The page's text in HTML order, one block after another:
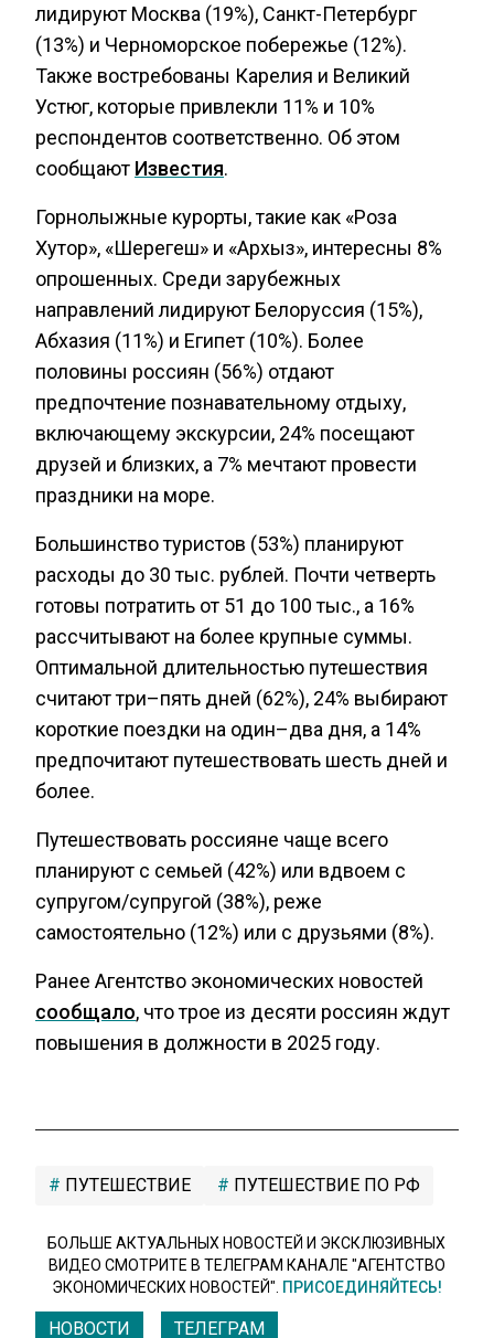
лидируют Москва (19%), Санкт-Петербург
(13%) и Черноморское побережье (12%).
Также востребованы Карелия и Великий
Устюг, которые привлекли 11% и 10%
респондентов соответственно. Об этом
сообщают Известия.
Горнолыжные курорты, такие как «Роза
Хутор», «Шерегеш» и «Архыз», интересны 8%
опрошенных. Среди зарубежных
направлений лидируют Белоруссия (15%),
Абхазия (11%) и Египет (10%). Более
половины россиян (56%) отдают
предпочтение познавательному отдыху,
включающему экскурсии, 24% посещают
друзей и близких, а 7% мечтают провести
праздники на море.
Большинство туристов (53%) планируют
расходы до 30 тыс. рублей. Почти четверть
готовы потратить от 51 до 100 тыс., а 16%
рассчитывают на более крупные суммы.
Оптимальной длительностью путешествия
считают три–пять дней (62%), 24% выбирают
короткие поездки на один–два дня, а 14%
предпочитают путешествовать шесть дней и
более.
Путешествовать россияне чаще всего
планируют с семьей (42%) или вдвоем с
супругом/супругой (38%), реже
самостоятельно (12%) или с друзьями (8%).
Ранее Агентство экономических новостей
сообщало, что трое из десяти россиян ждут
повышения в должности в 2025 году.
ПУТЕШЕСТВИЕ ПУТЕШЕСТВИЕ ПО РФ
БОЛЬШЕ АКТУАЛЬНЫХ НОВОСТЕЙ И ЭКСКЛЮЗИВНЫХ
ВИДЕО СМОТРИТЕ В ТЕЛЕГРАМ КАНАЛЕ "АГЕНТСТВО
ЭКОНОМИЧЕСКИХ НОВОСТЕЙ". ПРИСОЕДИНЯЙТЕСЬ!
НОВОСТИ ТЕЛЕГРАМ